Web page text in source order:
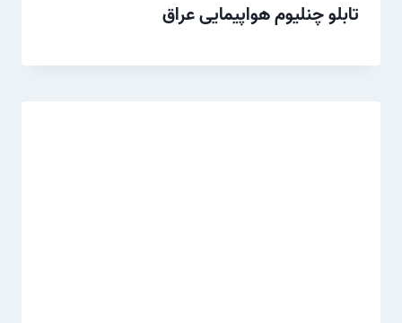
تابلو چنلیوم هواپیمایی عراق